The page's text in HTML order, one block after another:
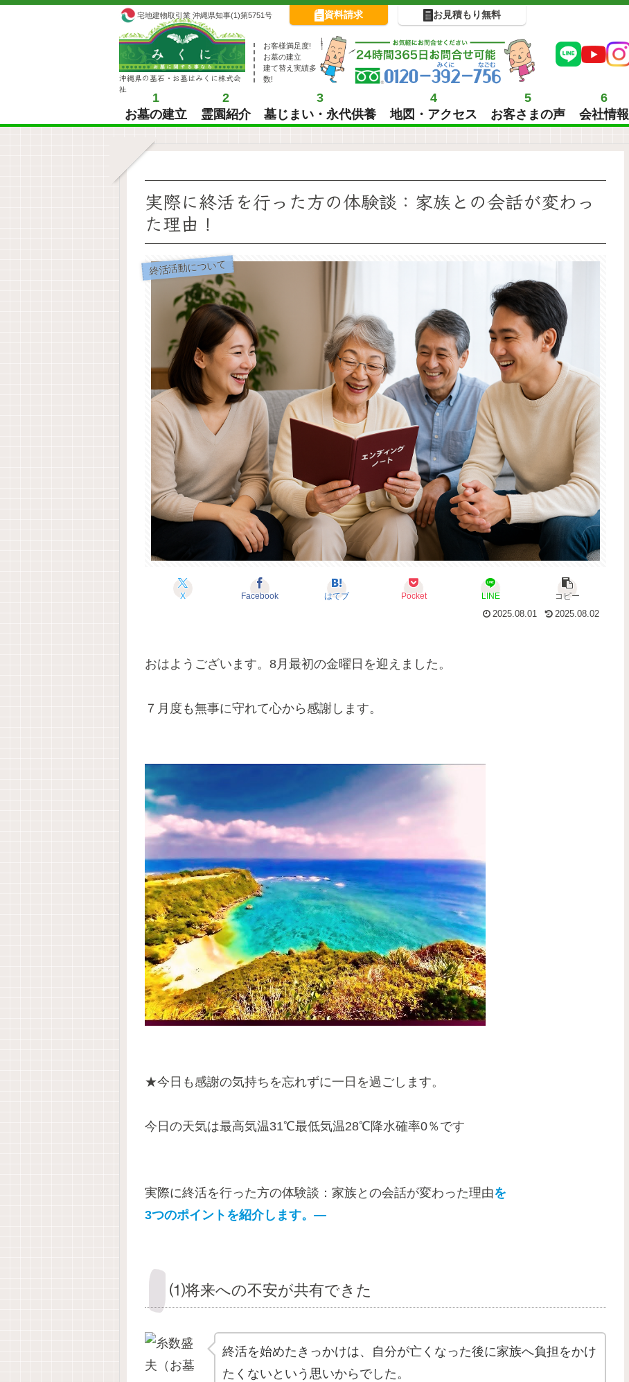
宅地建物取引業 沖縄県知事(1)第5751号 資料請求 お見積もり無料
沖縄県の墓石・お墓はみくに株式会
社
お客様満足度!
お墓の建立
建て替え実績多
数!
1
お墓の建立
2
霊園紹介
3
墓じまい・永代供養
4
地図・アクセス
5
お客さまの声
6
会社情報
実際に終活を行った方の体験談：家族との会話が変わっ
た理由！
終活活動について
X Facebook はてブ Pocket LINE
コピー
2025.08.01
2025.08.02
おはようございます。8月最初の金曜日を迎えました。
７月度も無事に守れて心から感謝します。
★今日も感謝の気持ちを忘れずに一日を過ごします。
今日の天気は最高気温31℃最低気温28℃降水確率0％です
実際に終活を行った方の体験談：家族との会話が変わった理由を
3つのポイントを紹介します。―
⑴将来への不安が共有できた
終活を始めたきっかけは、自分が亡くなった後に家族へ負担をかけ
たくないという思いからでした。